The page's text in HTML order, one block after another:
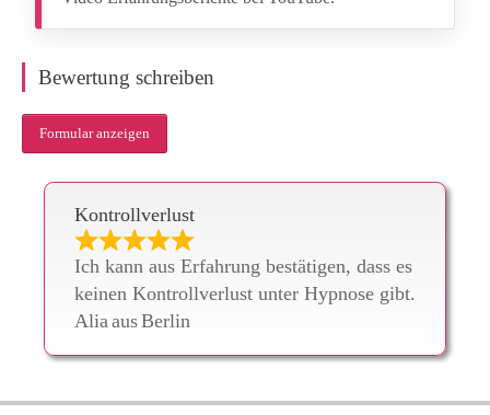
Bewertung schreiben
Formular anzeigen
Kontrollverlust
Ich kann aus Erfahrung bestätigen, dass es
keinen Kontrollverlust unter Hypnose gibt.
AliaausBerlin